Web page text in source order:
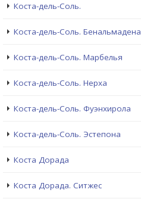
Коста-дель-Соль.
Коста-дель-Соль. Бенальмадена
Коста-дель-Соль. Марбелья
Коста-дель-Соль. Нерха
Коста-дель-Соль. Фуэнхирола
Коста-дель-Соль. Эстепона
Коста Дорада
Коста Дорада. Ситжес